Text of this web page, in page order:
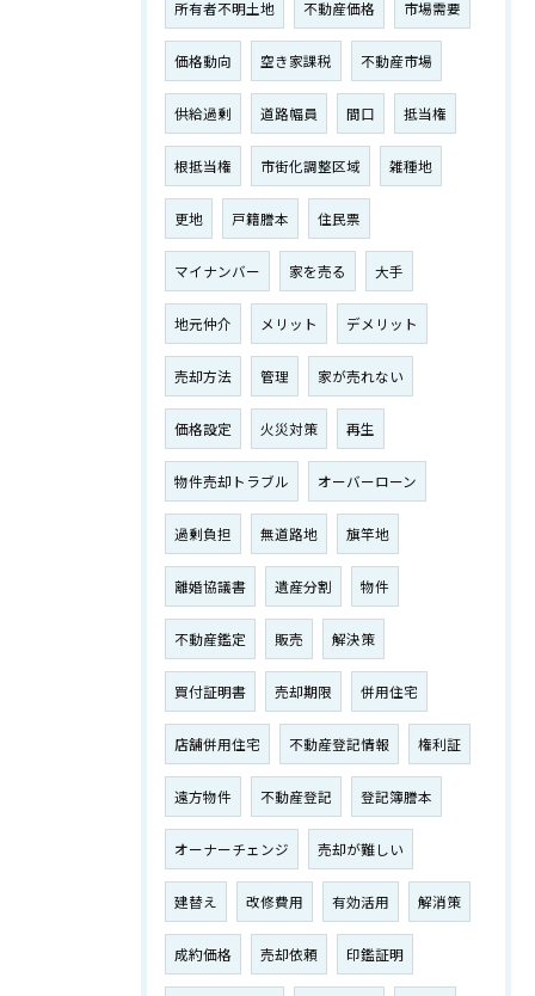
所有者不明土地 不動産価格 市場需要
価格動向 空き家課税 不動産市場
供給過剰 道路幅員 間口 抵当権
根抵当権 市街化調整区域 雑種地
更地 戸籍謄本 住民票
マイナンバー 家を売る 大手
地元仲介 メリット デメリット
売却方法 管理 家が売れない
価格設定 火災対策 再生
物件売却トラブル オーバーローン
過剰負担 無道路地 旗竿地
離婚協議書 遺産分割 物件
不動産鑑定 販売 解決策
買付証明書 売却期限 併用住宅
店舗併用住宅 不動産登記情報 権利証
遠方物件 不動産登記 登記簿謄本
オーナーチェンジ 売却が難しい
建替え 改修費用 有効活用 解消策
成約価格 売却依頼 印鑑証明